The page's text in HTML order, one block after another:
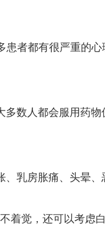
患者都有很严重的
数人都会服用药
乳房胀痛、头晕
觉，还可以考